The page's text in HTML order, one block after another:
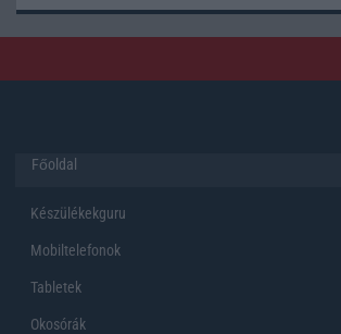
Főoldal
Készülékekguru
Mobiltelefonok
Tabletek
Okosórák